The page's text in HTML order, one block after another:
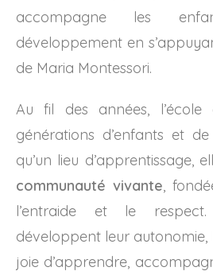
accompagne les
développement en
de Maria Montessori.
Au fil des années,
générations d’enfants et
qu’un lieu d’apprentissage,
communauté vivante,
l’entraide et le
développent leur autonomie,
joie d’apprendre,